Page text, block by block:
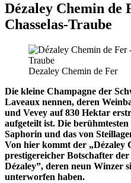
Dézaley Chemin de
Chasselas-Traube
Dezaley Chemin de Fer
Die kleine Champagne der
Laveaux nennen, deren
und Vevey auf 830 Hektar
aufgeteilt ist. Die berühmtesten
Saphorin und das von
Von hier kommt der „Dézaley
prestigereicher Botschafter
Dézaley”, deren neun Winzer
unterworfen haben.